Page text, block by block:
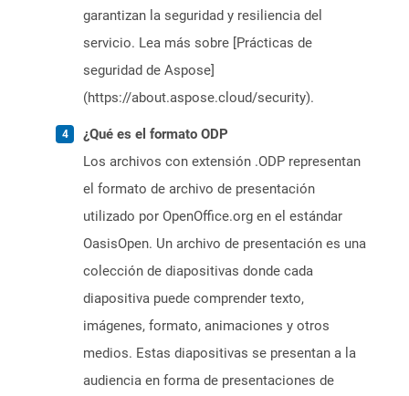
garantizan la seguridad y resiliencia del
servicio. Lea más sobre [Prácticas de
seguridad de Aspose]
(https://about.aspose.cloud/security).
¿Qué es el formato ODP
Los archivos con extensión .ODP representan
el formato de archivo de presentación
utilizado por OpenOffice.org en el estándar
OasisOpen. Un archivo de presentación es una
colección de diapositivas donde cada
diapositiva puede comprender texto,
imágenes, formato, animaciones y otros
medios. Estas diapositivas se presentan a la
audiencia en forma de presentaciones de